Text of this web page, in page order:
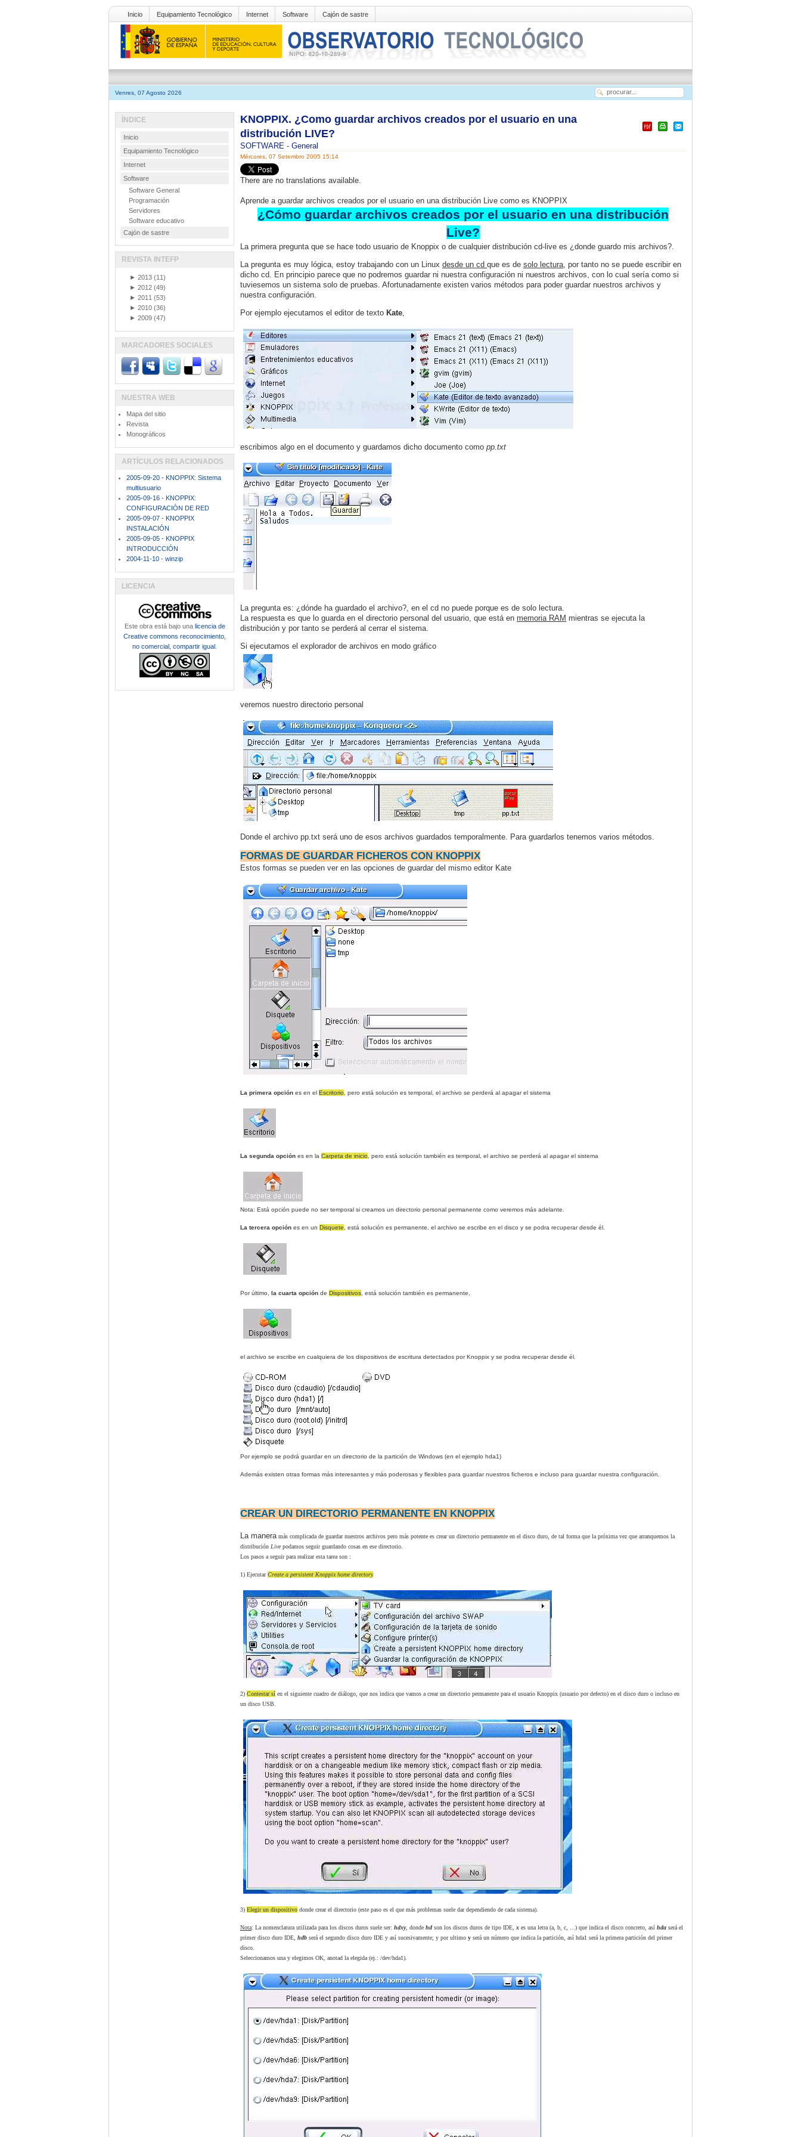
Inicio Equipamiento Tecnológico Internet Software Cajón de sastre
Venres, 07 Agosto 2026
KNOPPIX. ¿Como guardar archivos creados por el usuario en una
distribución LIVE?
SOFTWARE - General
Mércores, 07 Setembro 2005 15:14
There are no translations available.
Aprende a guardar archivos creados por el usuario en una distribución Live como es KNOPPIX
¿Cómo guardar archivos creados por el usuario en una distribución
Live?
La primera pregunta que se hace todo usuario de Knoppix o de cualquier distribución cd-live es ¿donde guardo mis archivos?.
La pregunta es muy lógica, estoy trabajando con un Linux desde un cd que es de solo lectura, por tanto no se puede escribir en
dicho cd. En principio parece que no podremos guardar ni nuestra configuración ni nuestros archivos, con lo cual sería como si
tuviesemos un sistema solo de pruebas. Afortunadamente existen varios métodos para poder guardar nuestros archivos y
nuestra configuración.
Por ejemplo ejecutamos el editor de texto Kate,
escribimos algo en el documento y guardamos dicho documento como pp.txt
La pregunta es: ¿dónde ha guardado el archivo?, en el cd no puede porque es de solo lectura.
La respuesta es que lo guarda en el directorio personal del usuario, que está en memoria RAM mientras se ejecuta la
distribución y por tanto se perderá al cerrar el sistema.
Si ejecutamos el explorador de archivos en modo gráfico
veremos nuestro directorio personal
Donde el archivo pp.txt será uno de esos archivos guardados temporalmente. Para guardarlos tenemos varios métodos.
FORMAS DE GUARDAR FICHEROS CON KNOPPIX
Estos formas se pueden ver en las opciones de guardar del mismo editor Kate
La primera opción es en el Escritorio , pero está solución es temporal, el archivo se perderá al apagar el sistema
La segunda opción es en la Carpeta de inicio , pero está solución también es temporal, el archivo se perderá al apagar el sistema
Nota: Está opción puede no ser temporal si creamos un directorio personal permanente como veremos más adelante.
La tercera opción es en un Disquete , está solución es permanente, el archivo se escribe en el disco y se podra recuperar desde él.
Por último, la cuarta opción de Dispositivos , está solución también es permanente,
el archivo se escribe en cualquiera de los dispositivos de escritura detectados por Knoppix y se podra recuperar desde él.
Por ejemplo se podrá guardar en un directorio de la partición de Windows (en el ejemplo hda1)
Además existen otras formas más interesantes y más poderosas y flexibles para guardar nuestros ficheros e incluso para guardar nuestra configuración.
CREAR UN DIRECTORIO PERMANENTE EN KNOPPIX
La manera más complicada de guardar nuestros archivos pero más potente es crear un directorio permanente en el disco duro, de tal forma que la próxima vez que arranquemos la
distribución Live podamos seguir guardando cosas en ese directorio.
Los pasos a seguir para realizar esta tarea son :
1) EjecutarCreate a persistent Knoppix home directory
2) Contestar sí en el siguiente cuadro de diálogo, que nos indica que vamos a crear un directorio permanente para el usuario Knoppix (usuario por defecto) en el disco duro o incluso en
un disco USB.
3) Elegir un dispositivo donde crear el directorio (este paso es el que más problemas suele dar dependiendo de cada sistema).
Nota: La nomenclatura utilizada para los discos duros suele ser: hdxy, donde hd son los discos duros de tipo IDE, x es una letra (a, b, c, ...) que indica el disco concreto, así hda será el
primer disco duro IDE, hdb será el segundo disco duro IDE y así sucesivamente; y por ultimo y será un número que indica la partición, así hda1 será la primera partición del primer
disco.
Seleccionamos una y elegimos OK, anotad la elegida (ej.: /dev/hda1).
ÍNDICE
Inicio
Equipamiento Tecnológico
Internet
Software
Software General
Programación
Servidores
Software educativo
Cajón de sastre
REVISTA INTEFP
► 2013 (11)
► 2012 (49)
► 2011 (53)
► 2010 (36)
► 2009 (47)
MARCADORES SOCIALES
NUESTRA WEB
Mapa del sitio
Revista
Monográficos
ARTÍCULOS RELACIONADOS
2005-09-20 - KNOPPIX: Sistema
multiusuario
2005-09-16 - KNOPPIX:
CONFIGURACIÓN DE RED
2005-09-07 - KNOPPIX
INSTALACIÓN
2005-09-05 - KNOPPIX
INTRODUCCIÓN
2004-11-10 - winzip
LICENCIA
Este obra está bajo una licencia de
Creative commons reconocimiento,
no comercial, compartir igual